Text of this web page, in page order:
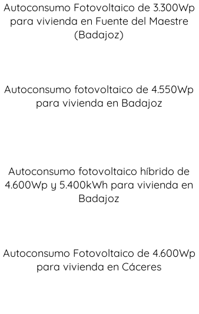
Autoconsumo Fotovoltaico de 3.300Wp
para vivienda en Fuente del Maestre
(Badajoz)
Autoconsumo fotovoltaico de 4.550Wp
para vivienda en Badajoz
Autoconsumo fotovoltaico híbrido de
4.600Wp y 5.400kWh para vivienda en
Badajoz
Autoconsumo Fotovoltaico de 4.600Wp
para vivienda en Cáceres